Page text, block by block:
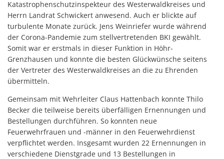
Katastrophenschutzinspekteur des Westerwaldkreises und
Herrn Landrat Schwickert anwesend. Auch er blickte auf
turbulente Monate zurück. Jens Weinriefer wurde während
der Corona-Pandemie zum stellvertretenden BKI gewählt.
Somit war er erstmals in dieser Funktion in Höhr-
Grenzhausen und konnte die besten Glückwünsche seitens
der Vertreter des Westerwaldkreises an die zu Ehrenden
übermitteln.
Gemeinsam mit Wehrleiter Claus Hattenbach konnte Thilo
Becker die teilweise bereits überfälligen Ernennungen und
Bestellungen durchführen. So konnten neue
Feuerwehrfrauen und -männer in den Feuerwehrdienst
verpflichtet werden. Insgesamt wurden 22 Ernennungen in
verschiedene Dienstgrade und 13 Bestellungen in